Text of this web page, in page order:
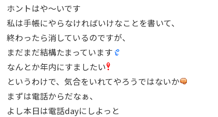
ホントはや〜いです
私は手帳にやらなければいけなことを書いて、
終わったら消しているのですが、
まだまだ結構たまっています
なんとか年内にすましたい
というわけで、気合をいれてやろうではないか
まずは電話からだなぁ、
よし本日は電話dayにしよっと